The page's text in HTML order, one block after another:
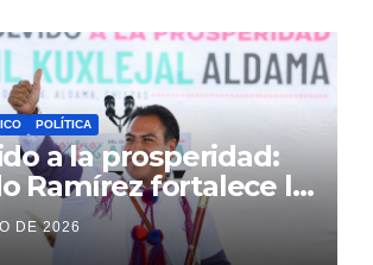
POLÍTICA
a la prosperidad:
Ramírez fortalece la
de Aldama
histórica
DE 2026